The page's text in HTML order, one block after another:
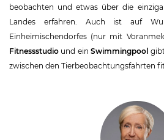
beobachten und etwas über die
Landes erfahren. Auch ist auf
Einheimischendorfes (nur mit
Fitnessstudio und einSwimmingpool
zwischen den Tierbeobachtungsfahrten